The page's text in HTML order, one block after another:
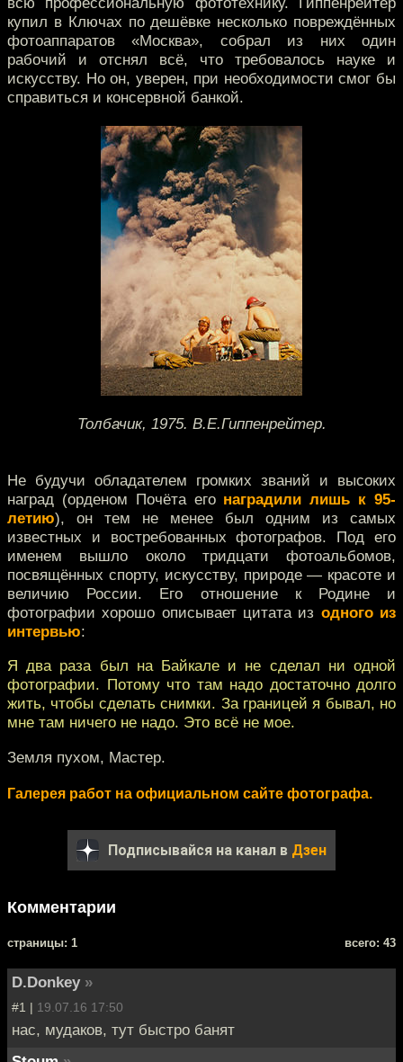
купил в Ключах по дешёвке несколько повреждённых
фотоаппаратов «Москва», собрал из них один
рабочий и отснял всё, что требовалось науке и
искусству. Но он, уверен, при необходимости смог бы
справиться и консервной банкой.
Толбачик, 1975. В.Е.Гиппенрейтер.
Не будучи обладателем громких званий и высоких
наград (орденом Почёта его наградили лишь к 95-
летию), он тем не менее был одним из самых
известных и востребованных фотографов. Под его
именем вышло около тридцати фотоальбомов,
посвящённых спорту, искусству, природе — красоте и
величию России. Его отношение к Родине и
фотографии хорошо описывает цитата из одного из
интервью:
Я два раза был на Байкале и не сделал ни одной
фотографии. Потому что там надо достаточно долго
жить, чтобы сделать снимки. За границей я бывал, но
мне там ничего не надо. Это всё не мое.
Земля пухом, Мастер.
Галерея работ на официальном сайте фотографа.
Подписывайся на канал в Дзен
Комментарии
cтраницы: 1 всего: 43
D.Donkey »
#1 | 19.07.16 17:50
нас, мудаков, тут быстро банят